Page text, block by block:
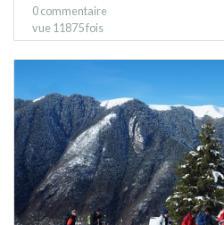
0 commentaire
vue 11875 fois